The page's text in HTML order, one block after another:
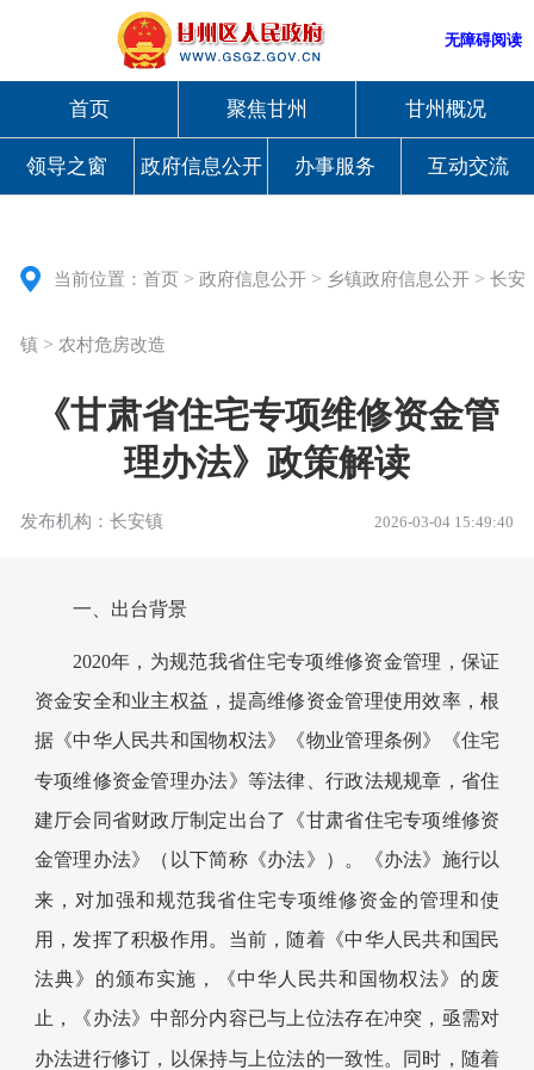
无障碍阅读
首页 聚焦甘州 甘州概况
领导之窗 政府信息公开 办事服务 互动交流
当前位置：首页 >政府信息公开 > 乡镇政府信息公开 >长安
镇 >农村危房改造
《甘肃省住宅专项维修资金管
理办法》政策解读
发布机构：长安镇 2026-03-04 15:49:40
一、出台背景
2020年，为规范我省住宅专项维修资金管理，保证
资金安全和业主权益，提高维修资金管理使用效率，根
据《中华人民共和国物权法》《物业管理条例》《住宅
专项维修资金管理办法》等法律、行政法规规章，省住
建厅会同省财政厅制定出台了《甘肃省住宅专项维修资
金管理办法》（以下简称《办法》）。《办法》施行以
来，对加强和规范我省住宅专项维修资金的管理和使
用，发挥了积极作用。当前，随着《中华人民共和国民
法典》的颁布实施，《中华人民共和国物权法》的废
止，《办法》中部分内容已与上位法存在冲突，亟需对
办法进行修订，以保持与上位法的一致性。同时，随着